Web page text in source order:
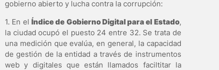
gobierno abierto y lucha contra la corrupción:
1. En el Índice de Gobierno Digital para el Estado,
la ciudad ocupó el puesto 24 entre 32. Se trata de
una medición que evalúa, en general, la capacidad
de gestión de la entidad a través de instrumentos
web y digitales que están llamados faciltitar la